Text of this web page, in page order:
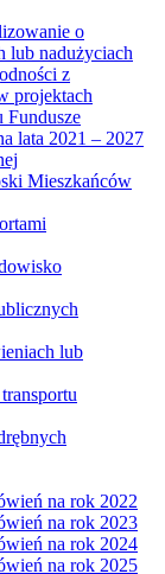
o
lub nadużyciach
z
projektach
Fundusze
lata 2021 – 2027
Mieszkańców
lub
na rok 2022
na rok 2023
na rok 2024
na rok 2025